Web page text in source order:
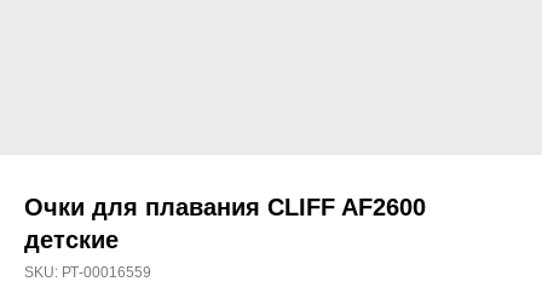
Очки для плавания CLIFF AF2600
детские
SKU: РТ-00016559